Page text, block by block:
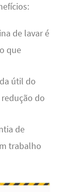
de lavar é
que
útil do
do
de
trabalho